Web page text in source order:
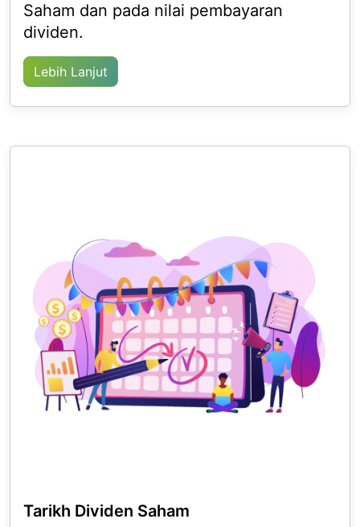
Saham dan pada nilai pembayaran
dividen.
Lebih Lanjut
Tarikh Dividen Saham